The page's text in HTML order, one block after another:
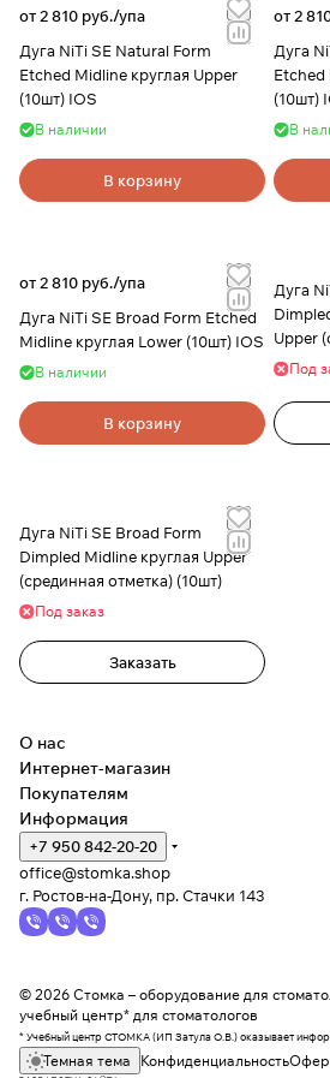
от 2 810 руб./упа
Дуга NiTi SE Natural Form
Etched Midline круглая Upper
(10шт) IOS
В наличии
В корзину
от 2
Дуга
Etched
(10шт)
В
от 2 810 руб./упа
Дуга NiTi SE Broad Form Etched
Midline круглая Lower (10шт) IOS
В наличии
В корзину
Дуга
Upper
(10шт)
Под
Дуга NiTi SE Broad Form
Dimpled Midline круглая Upper
(срединная отметка) (10шт)
Под заказ
Заказать
О нас
Интернет-магазин
Покупателям
Информация
+7 950 842-20-20
office@stomka.shop
г. Ростов-на-Дону, пр. Стачки 143
© 2026 Стомка – оборудование для
учебный центр* для стоматологов
* Учебный центр СТОМКА (ИП Затула О.В.) оказывает
Темная тема Конфиденциальность